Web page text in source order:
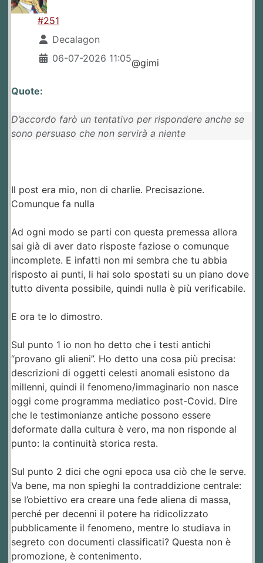
#251
Decalagon
06-07-2026 11:05@gimi
Quote:
D’accordo farò un tentativo per rispondere anche se
sono persuaso che non servirà a niente
Il post era mio, non di charlie. Precisazione.
Comunque fa nulla
Ad ogni modo se parti con questa premessa allora
sai già di aver dato risposte faziose o comunque
incomplete. E infatti non mi sembra che tu abbia
risposto ai punti, li hai solo spostati su un piano dove
tutto diventa possibile, quindi nulla è più verificabile.
E ora te lo dimostro.
Sul punto 1 io non ho detto che i testi antichi
“provano gli alieni”. Ho detto una cosa più precisa:
descrizioni di oggetti celesti anomali esistono da
millenni, quindi il fenomeno/immaginario non nasce
oggi come programma mediatico post-Covid. Dire
che le testimonianze antiche possono essere
deformate dalla cultura è vero, ma non risponde al
punto: la continuità storica resta.
Sul punto 2 dici che ogni epoca usa ciò che le serve.
Va bene, ma non spieghi la contraddizione centrale:
se l’obiettivo era creare una fede aliena di massa,
perché per decenni il potere ha ridicolizzato
pubblicamente il fenomeno, mentre lo studiava in
segreto con documenti classificati? Questa non è
promozione, è contenimento.